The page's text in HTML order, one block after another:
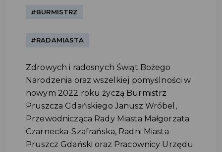
#BURMISTRZ
#RADAMIASTA
Zdrowych i radosnych Świąt Bożego
Narodzenia oraz wszelkiej pomyślności w
nowym 2022 roku życzą Burmistrz
Pruszcza Gdańskiego Janusz Wróbel,
Przewodnicząca Rady Miasta Małgorzata
Czarnecka-Szafrańska, Radni Miasta
Pruszcz Gdański oraz Pracownicy Urzędu